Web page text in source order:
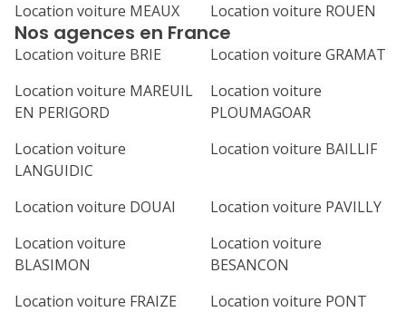
Location voiture MEAUX
Location voiture ROUEN
Nos agences en France
Location voiture BRIE
Location voiture GRAMAT
Location voiture MAREUIL
EN PERIGORD
Location voiture
PLOUMAGOAR
Location voiture
LANGUIDIC
Location voiture BAILLIF
Location voiture DOUAI
Location voiture PAVILLY
Location voiture
BLASIMON
Location voiture
BESANCON
Location voiture FRAIZE
Location voiture PONT